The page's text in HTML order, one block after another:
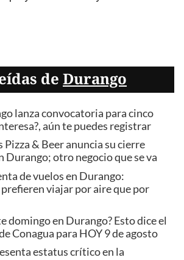
de Durango
lanza convocatoria para cinco
aún te puedes registrar
Pizza & Beer anuncia su cierre
Durango; otro negocio que se va
de vuelos en Durango:
viajar por aire que por
domingo en Durango? Esto dice el
Conagua para HOY 9 de agosto
estatus crítico en la